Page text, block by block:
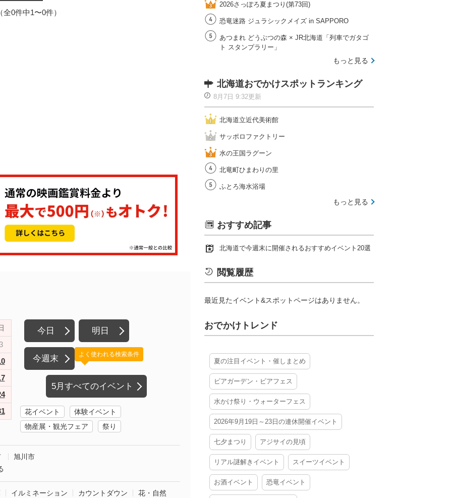
全0件中1〜0件）
今日 明日
今週末
5月すべてのイベント
よく使われる検索条件
花イベント
体験イベント
物産展・観光フェア
祭り
旭川市
イルミネーション カウントダウン
花・自然
2026さっぽろ夏まつり(第73回)
恐竜迷路 ジュラシックメイズ in SAPPORO
あつまれ どうぶつの森 × JR北海道「列車でガタゴ
ト スタンプラリー」
もっと見る
北海道おでかけスポットランキング
8月7日 9:32更新
北海道立近代美術館
サッポロファクトリー
水の王国ラグーン
北竜町ひまわりの里
ふとろ海水浴場
もっと見る
おすすめ記事
北海道で今週末に開催されるおすすめイベント20選
閲覧履歴
最近見たイベント&スポットページはありません。
おでかけトレンド
夏の注目イベント・催しまとめ
ビアガーデン・ビアフェス
水かけ祭り・ウォーターフェス
2026年9月19日～23日の連休開催イベント
七夕まつり アジサイの見頃
リアル謎解きイベント スイーツイベント
お酒イベント 恐竜イベント